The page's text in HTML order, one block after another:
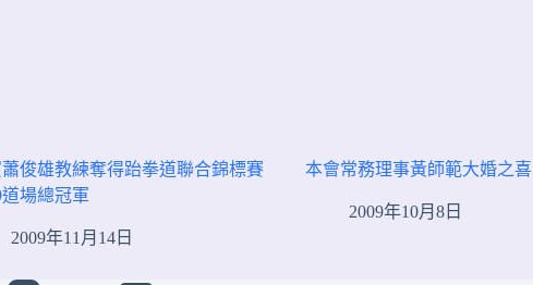
俊雄教練奪得跆拳道聯合錦標賽
道場總冠軍
2009年11月14日
本會常務理事黃師範大婚之喜
2009年10月8日